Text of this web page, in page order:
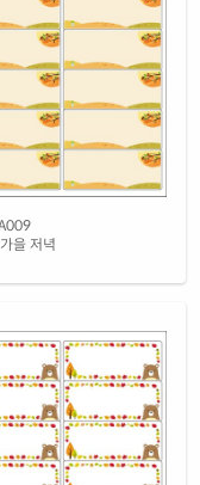
재질 설명
재질 설명
재질 설명
을 저녁